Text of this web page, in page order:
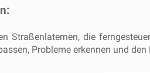
Straßenlaternen, die
Probleme erkennen und